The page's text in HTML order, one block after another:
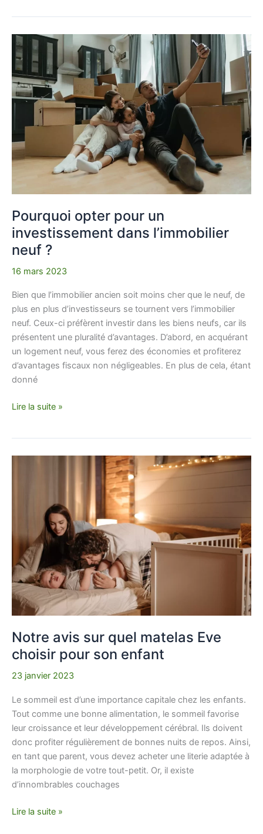
Pourquoi opter pour un
investissement dans l’immobilier
neuf ?
16 mars 2023
Bien que l’immobilier ancien soit moins cher que le neuf, de
plus en plus d’investisseurs se tournent vers l’immobilier
neuf. Ceux-ci préfèrent investir dans les biens neufs, car ils
présentent une pluralité d’avantages. D’abord, en acquérant
un logement neuf, vous ferez des économies et profiterez
d’avantages fiscaux non négligeables. En plus de cela, étant
donné
Pourquoi
opter
pour
un
investissement
l’immobilier
neuf ?
Lire la suite »
Notre avis sur quel matelas Eve
choisir pour son enfant
23 janvier 2023
Le sommeil est d’une importance capitale chez les enfants.
Tout comme une bonne alimentation, le sommeil favorise
leur croissance et leur développement cérébral. Ils doivent
donc profiter régulièrement de bonnes nuits de repos. Ainsi,
en tant que parent, vous devez acheter une literie adaptée à
la morphologie de votre tout-petit. Or, il existe
d’innombrables couchages
Eve
choisir
pour
son
enfant
Lire la suite »